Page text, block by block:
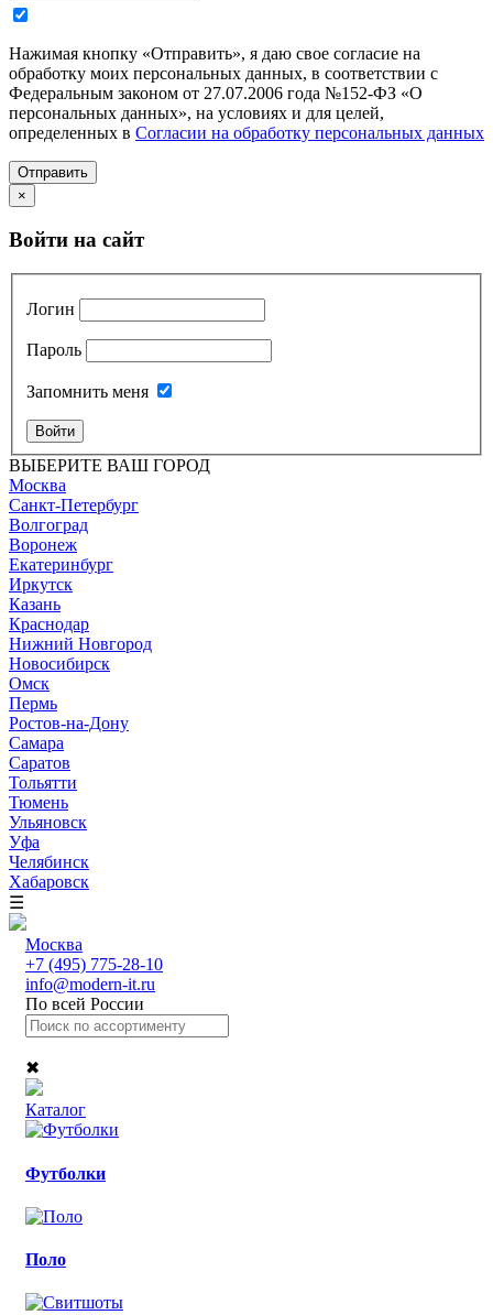
Нажимая кнопку «Отправить», я даю свое согласие на
обработку моих персональных данных, в соответствии с
Федеральным законом от 27.07.2006 года №152-ФЗ «О
персональных данных», на условиях и для целей,
определенных в Согласии на обработку персональных данных
Отправить
×
Войти на сайт
Логин
Пароль
Запомнить меня
Войти
ВЫБЕРИТЕ ВАШ ГОРОД
Москва
Санкт-Петербург
Волгоград
Воронеж
Екатеринбург
Иркутск
Казань
Краснодар
Нижний Новгород
Новосибирск
Омск
Пермь
Ростов-на-Дону
Самара
Саратов
Тольятти
Тюмень
Ульяновск
Уфа
Челябинск
Хабаровск
☰
Москва
+7 (495) 775-28-10
info@modern-it.ru
По всей России
✖
Каталог
Футболки
Поло